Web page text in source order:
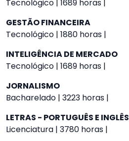
Tecnológico | 1689 horas |
GESTÃO FINANCEIRA
Tecnológico | 1880 horas |
INTELIGÊNCIA DE MERCADO
Tecnológico | 1689 horas |
JORNALISMO
Bacharelado | 3223 horas |
LETRAS - PORTUGUÊS E INGLÊS
Licenciatura | 3780 horas |